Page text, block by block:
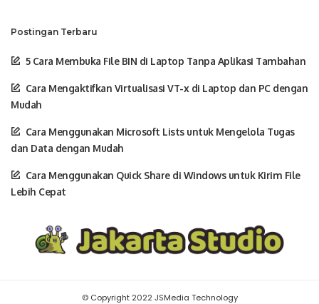
Postingan Terbaru
5 Cara Membuka File BIN di Laptop Tanpa Aplikasi Tambahan
Cara Mengaktifkan Virtualisasi VT-x di Laptop dan PC dengan
Mudah
Cara Menggunakan Microsoft Lists untuk Mengelola Tugas
dan Data dengan Mudah
Cara Menggunakan Quick Share di Windows untuk Kirim File
Lebih Cepat
© Copyright 2022 JSMedia Technology